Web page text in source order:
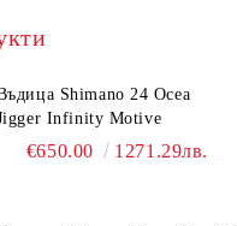
Shimano 24 Ocea
Infinity Motive
€650.00 1271.29лв.